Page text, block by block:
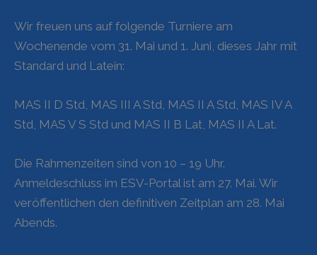
Wir freuen uns auf folgende Turniere am
Wochenende vom 31. Mai und 1. Juni, dieses Jahr mit
Standard und Latein:
MAS II D Std, MAS III A Std, MAS II A Std, MAS IV A
Std, MAS V S Std und MAS II B Lat, MAS II A Lat.
Die Rahmenzeiten sind von 10 – 19 Uhr.
Anmeldeschluss im ESV-Portal ist am 27. Mai. Wir
veröffentlichen den definitiven Zeitplan am 28. Mai
Abends.